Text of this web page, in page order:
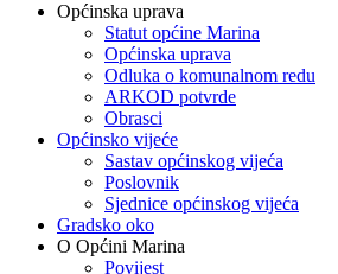
Općinska uprava
Statut općine Marina
Općinska uprava
Odluka o komunalnom redu
ARKOD potvrde
Obrasci
Općinsko vijeće
Sastav općinskog vijeća
Poslovnik
Sjednice općinskog vijeća
Gradsko oko
O Općini Marina
Povijest